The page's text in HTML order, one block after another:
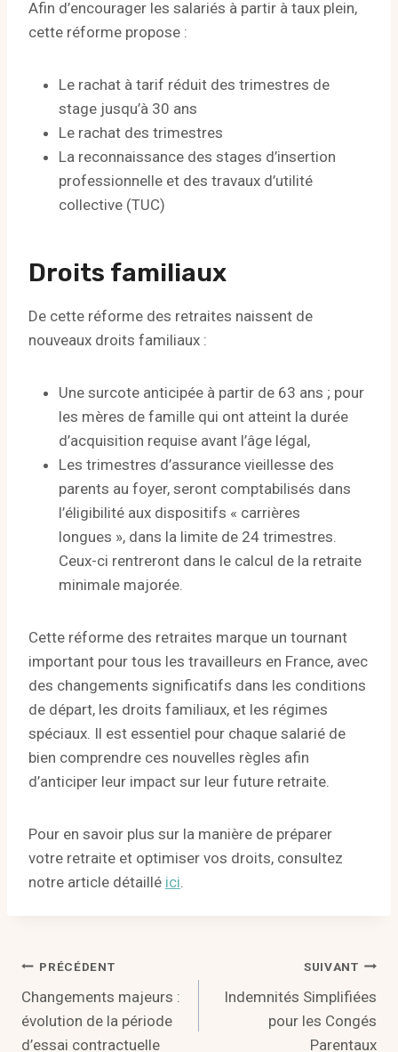
Afin d’encourager les salariés à partir à taux plein,
cette réforme propose :
Le rachat à tarif réduit des trimestres de
stage jusqu’à 30 ans
Le rachat des trimestres
La reconnaissance des stages d’insertion
professionnelle et des travaux d’utilité
collective (TUC)
Droits familiaux
De cette réforme des retraites naissent de
nouveaux droits familiaux :
Une surcote anticipée à partir de 63 ans ; pour
les mères de famille qui ont atteint la durée
d’acquisition requise avant l’âge légal,
Les trimestres d’assurance vieillesse des
parents au foyer, seront comptabilisés dans
l’éligibilité aux dispositifs « carrières
longues », dans la limite de 24 trimestres.
Ceux-ci rentreront dans le calcul de la retraite
minimale majorée.
Cette réforme des retraites marque un tournant
important pour tous les travailleurs en France, avec
des changements significatifs dans les conditions
de départ, les droits familiaux, et les régimes
spéciaux. Il est essentiel pour chaque salarié de
bien comprendre ces nouvelles règles afin
d’anticiper leur impact sur leur future retraite.
Pour en savoir plus sur la manière de préparer
votre retraite et optimiser vos droits, consultez
notre article détaillé ici.
Navigation
de
l’article
PRÉCÉDENT
Changements majeurs :
évolution de la période
d’essai contractuelle
SUIVANT
Indemnités Simplifiées
pour les Congés
Parentaux